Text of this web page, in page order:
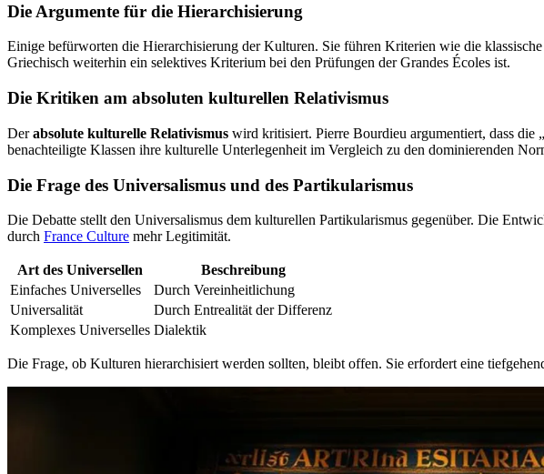
Die Argumente für die Hierarchisierung
Einige befürworten die Hierarchisierung der Kulturen. Sie führen Kriterien wie die
Griechisch weiterhin ein selektives Kriterium bei den Prüfungen der Grandes Écoles ist.
Die Kritiken am absoluten kulturellen Relativismus
Derabsolute kulturelle Relativismus wird kritisiert. Pierre Bourdieu argumentiert, dass die
benachteiligte Klassen ihre kulturelle Unterlegenheit im Vergleich zu den dominierenden
Die Frage des Universalismus und des Partikularismus
Die Debatte stellt den Universalismus dem kulturellen Partikularismus gegenüber. Die
durch France Culture mehr Legitimität.
Art des Universellen
Beschreibung
Einfaches Universelles
Durch Vereinheitlichung
Universalität
Durch Entrealität der Differenz
Komplexes Universelles Dialektik
Die Frage, ob Kulturen hierarchisiert werden sollten, bleibt offen. Sie erfordert eine